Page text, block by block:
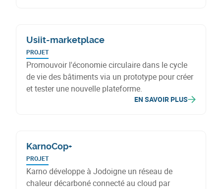
Usiit-marketplace
PROJET
Promouvoir l'économie circulaire dans le cycle
de vie des bâtiments via un prototype pour créer
et tester une nouvelle plateforme.
EN SAVOIR PLUS
KarnoCop+
PROJET
Karno développe à Jodoigne un réseau de
chaleur décarboné connecté au cloud par